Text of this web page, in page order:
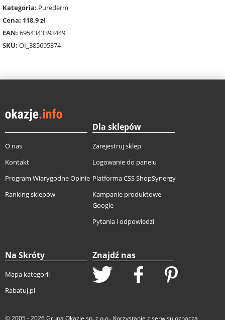
Kategoria: Purederm
Cena: 118.9 zł
EAN: 6954343393449
SKU: OI_385695374
O nas
Kontakt
Program Wiarygodne Opinie
Ranking sklepów
Dla sklepów
Zarejestruj sklep
Logowanie do panelu
Platforma CSS ShopSynergy
Kampanie produktowe
Google
Pytania i odpowiedzi
Na Skróty
Mapa kategorii
Rabatuj.pl
Znajdź nas
© 2005 - 2026Grupa Okazje sp. z o.o.. Korzystanie z serwisu oznacza